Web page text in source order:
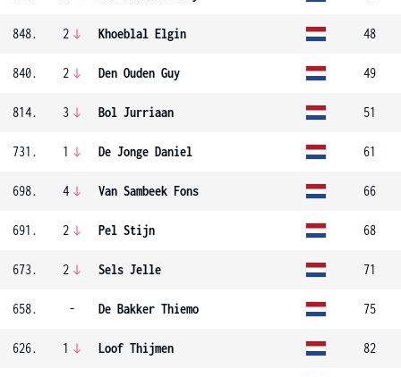
848. 2 Khoeblal Elgin 48
840. 2 Den Ouden Guy 49
814. 3 Bol Jurriaan 51
731. 1 De Jonge Daniel 61
698. 4 Van Sambeek Fons 66
691. 2 Pel Stijn 68
673. 2 Sels Jelle 71
658. - De Bakker Thiemo 75
626. 1 Loof Thijmen 82